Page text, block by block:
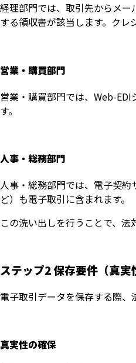
経理部門では、取引先からメ
する領収書が該当します。ク
営業・購買部門
営業・購買部門では、Web-
す。
人事・総務部門
人事・総務部門では、電子契
ど）も電子取引に含まれます。
この洗い出しを行うことで、
ステップ2 保存要件（真
電子取引データを保存する際
真実性の確保